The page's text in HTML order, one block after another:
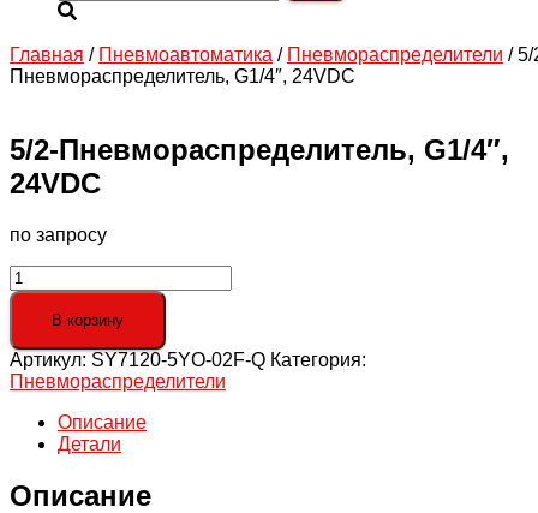
Главная / Пневмоавтоматика / Пневмораспределители / 5/
Пневмораспределитель, G1/4″, 24VDC
5/2-Пневмораспределитель, G1/4″,
24VDC
по запросу
Количество
товара
Пневмораспределитель,
G1/4",
24VDC
В корзину
Артикул: SY7120-5YO-02F-Q Категория:
Пневмораспределители
Описание
Детали
Описание